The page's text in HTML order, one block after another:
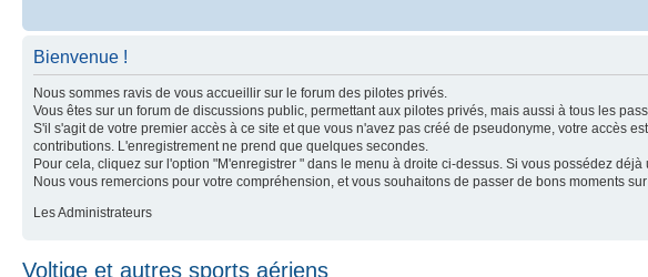
Bienvenue !
Nous sommes ravis de vous accueillir sur le forum des pilotes privés.
Vous êtes sur un forum de discussions public, permettant aux pilotes privés, mais aussi à tous les
S'il s'agit de votre premier accès à ce site et que vous n'avez pas créé de pseudonyme, votre accès
contributions. L'enregistrement ne prend que quelques secondes.
Pour cela, cliquez sur l'option "M'enregistrer " dans le menu à droite ci-dessus. Si vous possédez
Nous vous remercions pour votre compréhension, et vous souhaitons de passer de bons moments
Les Administrateurs
Voltige et autres sports aériens